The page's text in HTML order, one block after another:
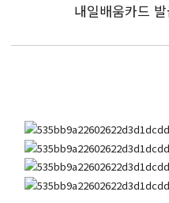
내일배움카드
실업자
BIM 건축설계 및 실내건축설계(캐드
React, Veu 프레임워크 기반 프론트엔드